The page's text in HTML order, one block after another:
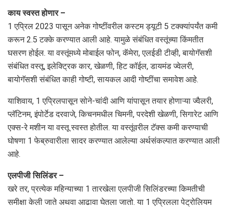
काय स्वस्त होणार –
1 एप्रिल 2023 पासून अनेक गोष्टींवरील कस्‍टम ड्यूटी 5 टक्क्यांपर्यंत कमी
करून 2.5 टक्के करण्यात आली आहे. यामुळे संबंधित वस्तूंच्या किंमतीत
घसरण होईल. या वस्तूंमध्ये मोबाईल फोन, कॅमेरा, एलईडी टीव्ही, बायोगॅसशी
संबंधित वस्तू, इलेक्ट्रिक कार, खेळणी, हिट कॉईल, डायमंड ज्‍वेलरी,
बायोगॅसशी संबंधित काही गोष्टी, सायक‍ल आदी गोष्टींचा समावेश आहे.
याशिवाय, 1 एप्रिलपासून सोने-चांदी आणि यांपासून तयार होणाऱ्या ज्‍वैलरी,
प्लॅटिनम, इंपोर्टेड दरवाजे, किचनमधील चिमनी, परदेशी खेळणी, सिगारेट आणि
एक्‍स-रे मशीन या वस्तू स्वस्त होतील. या वस्तूंवरील टॅक्स कमी करण्याची
घोषणा 1 फेब्रुवारीला सादर करण्यात आलेल्या अर्थसंकल्पात करण्यात आली
आहे.
एलपीजी स‍िलिंडर –
खरे तर, प्रत्येक महिन्याच्या 1 तारखेला एलपीजी सिलिंडरच्या किमतीची
समीक्षा केली जाते अथवा आढावा घेतला जातो. या 1 एप्रिलला पेट्रोलियम